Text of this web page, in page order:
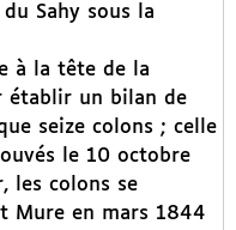
Sahy sous la
à la tête de la
établir un bilan de
seize colons ; celle
le 10 octobre
les colons se
Mure en mars 1844